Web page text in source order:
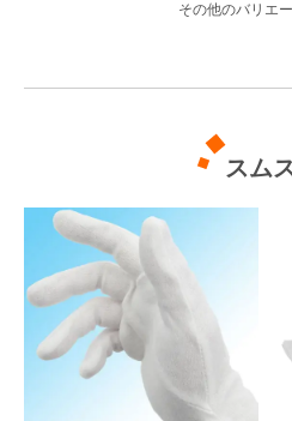
その他のバリエ
スム